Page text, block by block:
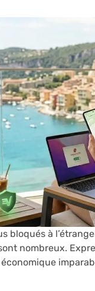
bloqués à
nombreux.